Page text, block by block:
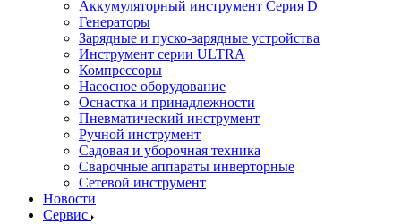
Аккумуляторный инструмент Серия D
Генераторы
Зарядные и пуско-зарядные устройства
Инструмент серии ULTRA
Компрессоры
Насосное оборудование
Оснастка и принадлежности
Пневматический инструмент
Ручной инструмент
Садовая и уборочная техника
Сварочные аппараты инверторные
Сетевой инструмент
Новости
Сервис